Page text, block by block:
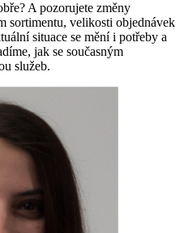
A pozorujete změny
sortimentu, velikosti objednávek
situace se mění i potřeby a
jak se současným
služeb.